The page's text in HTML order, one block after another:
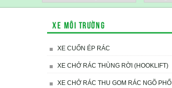
Xe môi trường
XE CUỐN ÉP RÁC
XE CHỞ RÁC THÙNG RỜI (HOOKLIFT)
XE CHỞ RÁC THU GOM RÁC NGÕ PHỐ